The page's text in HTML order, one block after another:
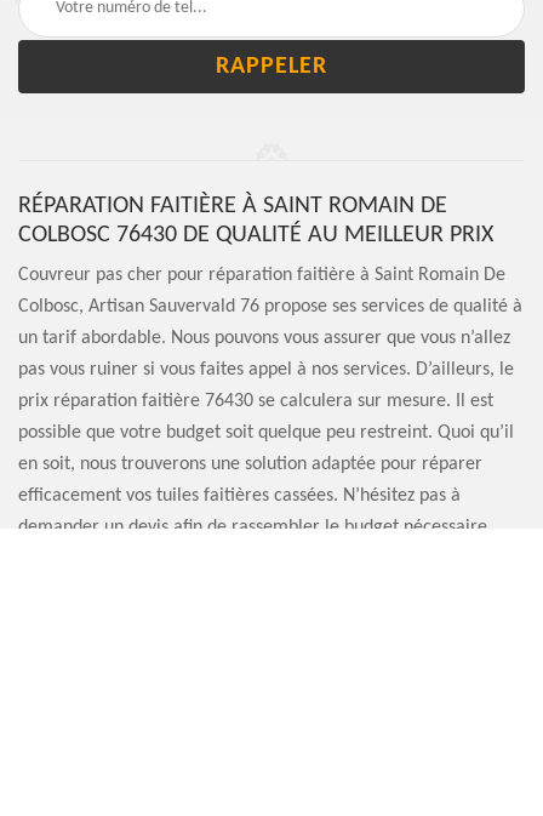
RÉPARATION FAITIÈRE À SAINT ROMAIN DE
COLBOSC 76430 DE QUALITÉ AU MEILLEUR PRIX
Couvreur pas cher pour réparation faitière à Saint Romain De
Colbosc, Artisan Sauvervald 76 propose ses services de qualité à
un tarif abordable. Nous pouvons vous assurer que vous n’allez
pas vous ruiner si vous faites appel à nos services. D’ailleurs, le
prix réparation faitière 76430 se calculera sur mesure. Il est
possible que votre budget soit quelque peu restreint. Quoi qu’il
en soit, nous trouverons une solution adaptée pour réparer
efficacement vos tuiles faitières cassées. N’hésitez pas à
demander un devis afin de rassembler le budget nécessaire